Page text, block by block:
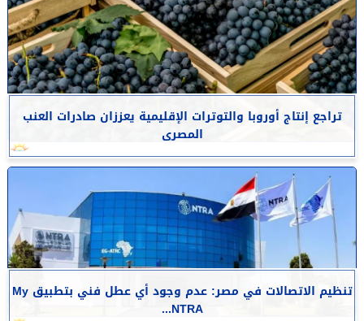
تراجع إنتاج أوروبا والتوترات الإقليمية يعززان صادرات العنب
المصرى
تنظيم الاتصالات في مصر: عدم وجود أي عطل فني بتطبيق My
NTRA...